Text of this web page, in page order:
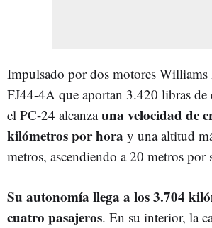
Impulsado por dos motores
FJ44-4A que aportan 3.420 libras de
el PC-24 alcanzauna velocidad de
kilómetros por hora y una altitud
metros, ascendiendo a 20 metros por
Su autonomía llega a los 3.704
cuatro pasajeros. En su interior, la